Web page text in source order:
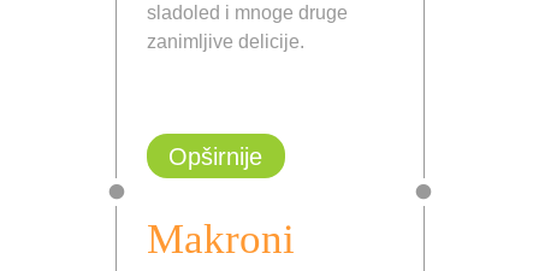
sladoled i mnoge druge
zanimljive delicije.
Opširnije
Makroni